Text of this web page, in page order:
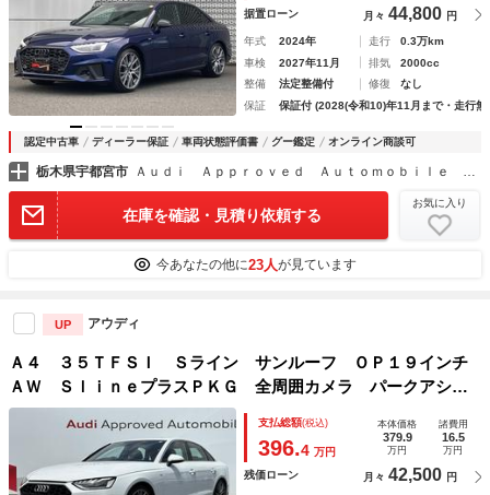
据置ローン 月々 44,800 円
年式 2024年 走行
0.3万km
車検
2027年11月 排気
2000cc
整備
法定整備付 修復
なし
保証
保証付 (2028(令和10)年11月まで・走行無
認定中古車 ディーラー保証 車両状態評価書 グー鑑定 オンライン商談可
栃木県宇都宮市 Ａｕｄｉ Ａｐｐｒｏｖｅｄ Ａｕｔｏｍｏｂｉｌｅ 宇都宮 （株）バックス・アドバンス
在庫を確認・見積り依頼する
お気に入り
今あなたの他に23人が見ています
UP アウディ
Ａ４ ３５ＴＦＳＩ Ｓライン サンルーフ ＯＰ１９インチ
ＡＷ ＳｌｉｎｅプラスＰＫＧ 全周囲カメラ パークアシス
ト マトリクスＬＥＤライト コンフォートＰＫＧ シートメ
モリ ＡＣＣ レーンアシスト サイドアシスト １オーナー
支払総額(税込)
396.4 万円
本体価格
379.9
万円
諸費用
16.5
万円
残価ローン 月々 42,500 円